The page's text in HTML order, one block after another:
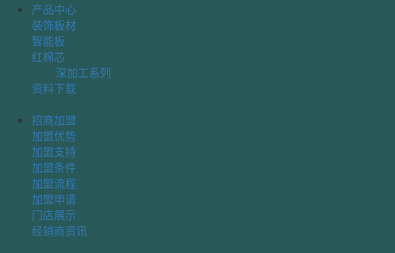
产品中心
装饰板材
智能板
红棉芯
深加工系列
资料下载
招商加盟
加盟优势
加盟支持
加盟条件
加盟流程
加盟申请
门店展示
经销商资讯